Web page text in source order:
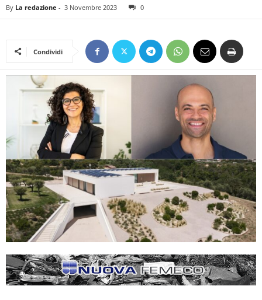
By La redazione - 3 Novembre 2023 0
Condividi